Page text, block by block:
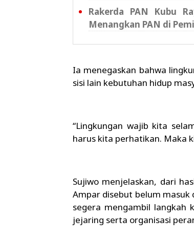
Rakerda PAN Kubu
Menangkan PAN di
Ia menegaskan bahwa
sisi lain kebutuhan hidup
“Lingkungan wajib kita
harus kita perhatikan. Maka
Sujiwo menjelaskan, dari
Ampar disebut belum
segera mengambil langkah
jejaring serta organisasi